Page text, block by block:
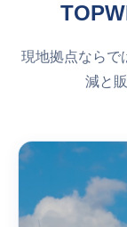
現地拠点ならで
減と